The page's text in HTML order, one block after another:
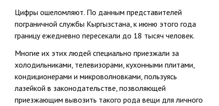
Цифры ошеломляют. По данным представителей
пограничной службы Кыргызстана, к июню этого года
границу ежедневно пересекали до 18 тысяч человек.
Многие их этих людей специально приезжали за
холодильниками, телевизорами, кухонными плитами,
кондиционерами и микроволновками, пользуясь
лазейкой в законодательстве, позволяющей
приезжающим вывозить такого рода вещи для личного